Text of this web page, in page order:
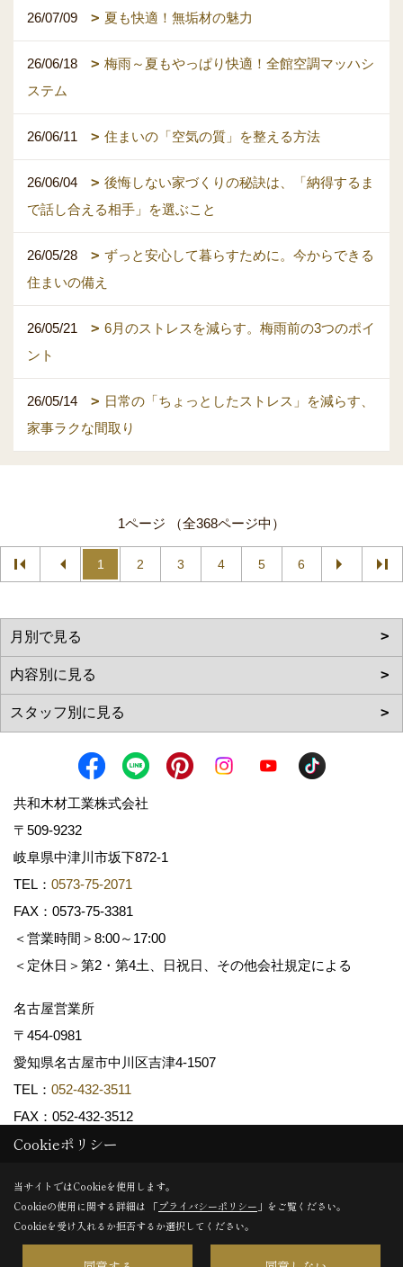
26/07/09 夏も快適！無垢材の魅力
26/06/18
梅雨～夏もやっぱり快適！全館空調マッハシ
ステム
26/06/11 住まいの「空気の質」を整える方法
26/06/04
後悔しない家づくりの秘訣は、「納得するま
で話し合える相手」を選ぶこと
26/05/28
ずっと安心して暮らすために。今からできる
住まいの備え
26/05/21
6月のストレスを減らす。梅雨前の3つのポイ
ント
26/05/14
日常の「ちょっとしたストレス」を減らす、
家事ラクな間取り
1ページ （全368ページ中）
1 2 3 4 5 6
共和木材工業株式会社
〒509-9232
岐阜県中津川市坂下872‐1
TEL： 0573-75-2071
FAX：0573-75-3381
＜営業時間＞8:00～17:00
＜定休日＞第2・第4土、日祝日、その他会社規定による
名古屋営業所
〒454-0981
愛知県名古屋市中川区吉津4-1507
TEL： 052-432-3511
FAX：052-432-3512
Copyright (c) 共和木材工業株式会社. All Rights Reserved.
Produced byゴデスクリエイト
Cookieポリシー
当サイトではCookieを使用します。
Cookieの使用に関する詳細は 「プライバシーポリシー 」をご覧ください。
Cookieを受け入れるか拒否するか選択してください。